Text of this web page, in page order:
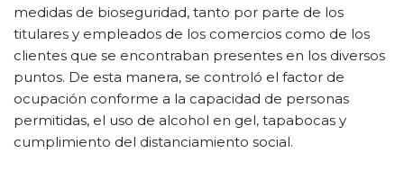
medidas de bioseguridad, tanto por parte de los
titulares y empleados de los comercios como de los
clientes que se encontraban presentes en los diversos
puntos. De esta manera, se controló el factor de
ocupación conforme a la capacidad de personas
permitidas, el uso de alcohol en gel, tapabocas y
cumplimiento del distanciamiento social.